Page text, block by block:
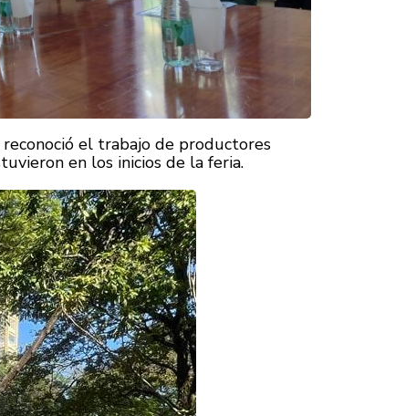
el trabajo de productores
en los inicios de la feria.